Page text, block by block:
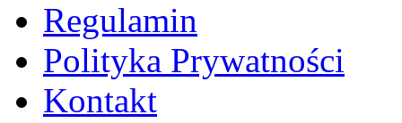
Regulamin
Polityka Prywatności
Kontakt